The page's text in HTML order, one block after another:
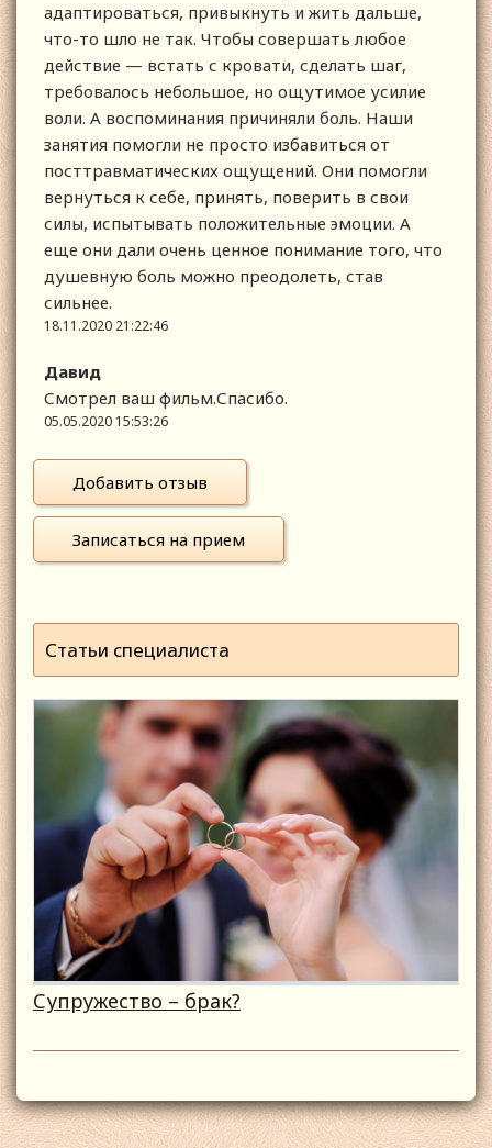
адаптироваться, привыкнуть и жить дальше,
что-то шло не так. Чтобы совершать любое
действие — встать с кровати, сделать шаг,
требовалось небольшое, но ощутимое усилие
воли. А воспоминания причиняли боль. Наши
занятия помогли не просто избавиться от
посттравматических ощущений. Они помогли
вернуться к себе, принять, поверить в свои
силы, испытывать положительные эмоции. А
еще они дали очень ценное понимание того, что
душевную боль можно преодолеть, став
сильнее.
18.11.2020 21:22:46
Давид
Смотрел ваш фильм.Спасибо.
05.05.2020 15:53:26
Добавить отзыв
Записаться на прием
Статьи специалиста
Супружество – брак?